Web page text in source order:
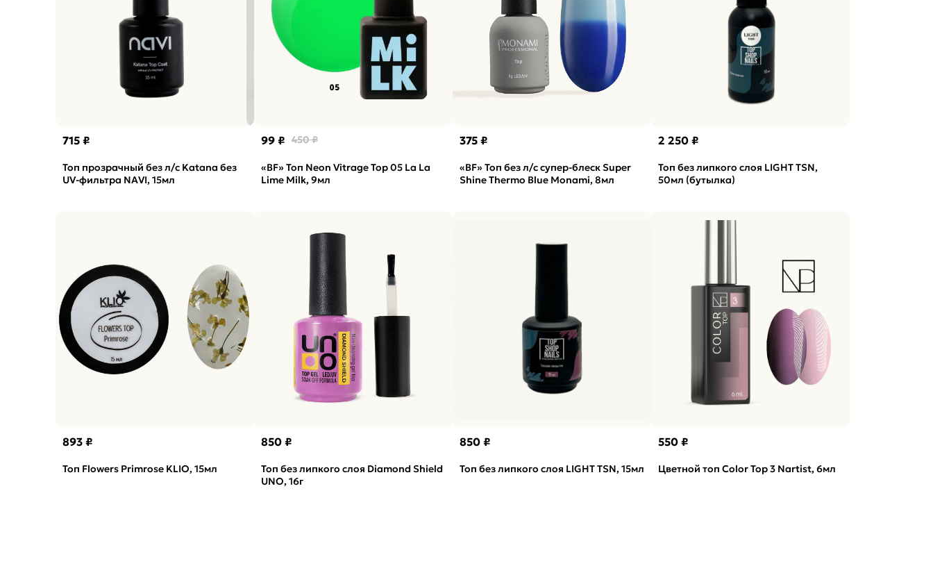
715 ₽
Топ прозрачный без л/с Katana без
UV-фильтра NAVI, 15мл
99 ₽ 450 ₽
«BF» Топ Neon Vitrage Top 05 La La
Lime Milk, 9мл
375 ₽
«BF» Топ без л/с супер-блеск Super
Shine Thermo Blue Monami, 8мл
2 250 ₽
Топ без липкого слоя LIGHT TSN,
50мл (бутылка)
893 ₽
Топ Flowers Primrose KLIO, 15мл
850 ₽
Топ без липкого слоя Diamond Shield
UNO, 16г
850 ₽
Топ без липкого слоя LIGHT TSN, 15мл
550 ₽
Цветной топ Color Top 3 Nartist, 6мл